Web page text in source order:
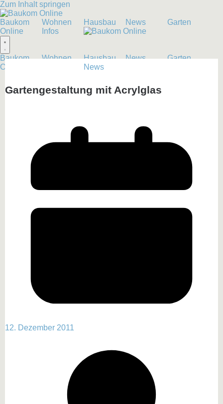
Zum Inhalt springen
Baukom
Online
Wohnen Hausbau News
Garten
Infos
Baukom
Online
Wohnen Hausbau News
Garten
News
Gartengestaltung mit Acrylglas
12. Dezember 2011